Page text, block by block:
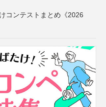
コンテストまとめ《2026